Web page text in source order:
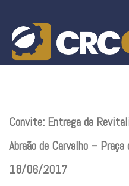
content
Convite: Entrega da
Abraão de Carvalho –
18/06/2017